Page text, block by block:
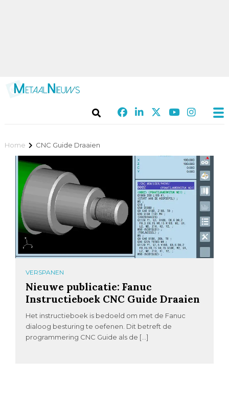
Home CNC Guide Draaien
VERSPANEN
Nieuwe publicatie: Fanuc
Instructieboek CNC Guide Draaien
Het instructieboek is bedoeld om met de Fanuc
dialoog besturing te oefenen. Dit betreft de
programmering CNC Guide als de […]